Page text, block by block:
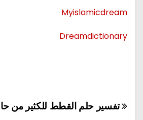
Myislamicdream
Dreamdictionary
تصفّح
تفسير حلم القطط للكثير من